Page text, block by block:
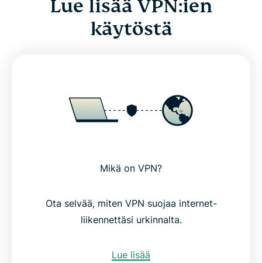
Lue lisää VPN:ien
käytöstä
Mikä on VPN?
Ota selvää, miten VPN suojaa internet-
liikennettäsi urkinnalta.
Lue lisää